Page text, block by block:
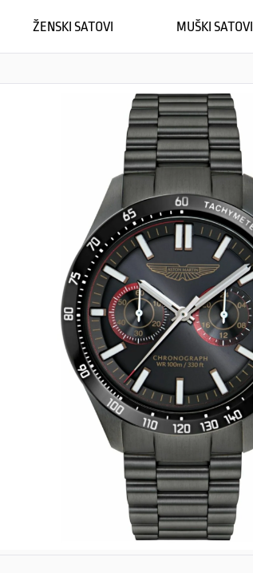
ŽENSKI SATOVI MUŠKI SATOVI